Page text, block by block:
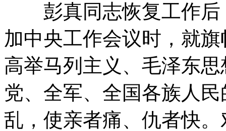
彭真同志恢复工作后
加中央工作会议时，就
高举马列主义、毛泽东
党、全军、全国各族人
乱，使亲者痛、仇者快